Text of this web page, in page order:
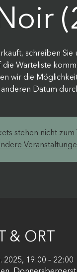
schreiben
die Warteliste
wir die
Datum
stehen nicht
& ORT
2025, 19:00 – 22:00